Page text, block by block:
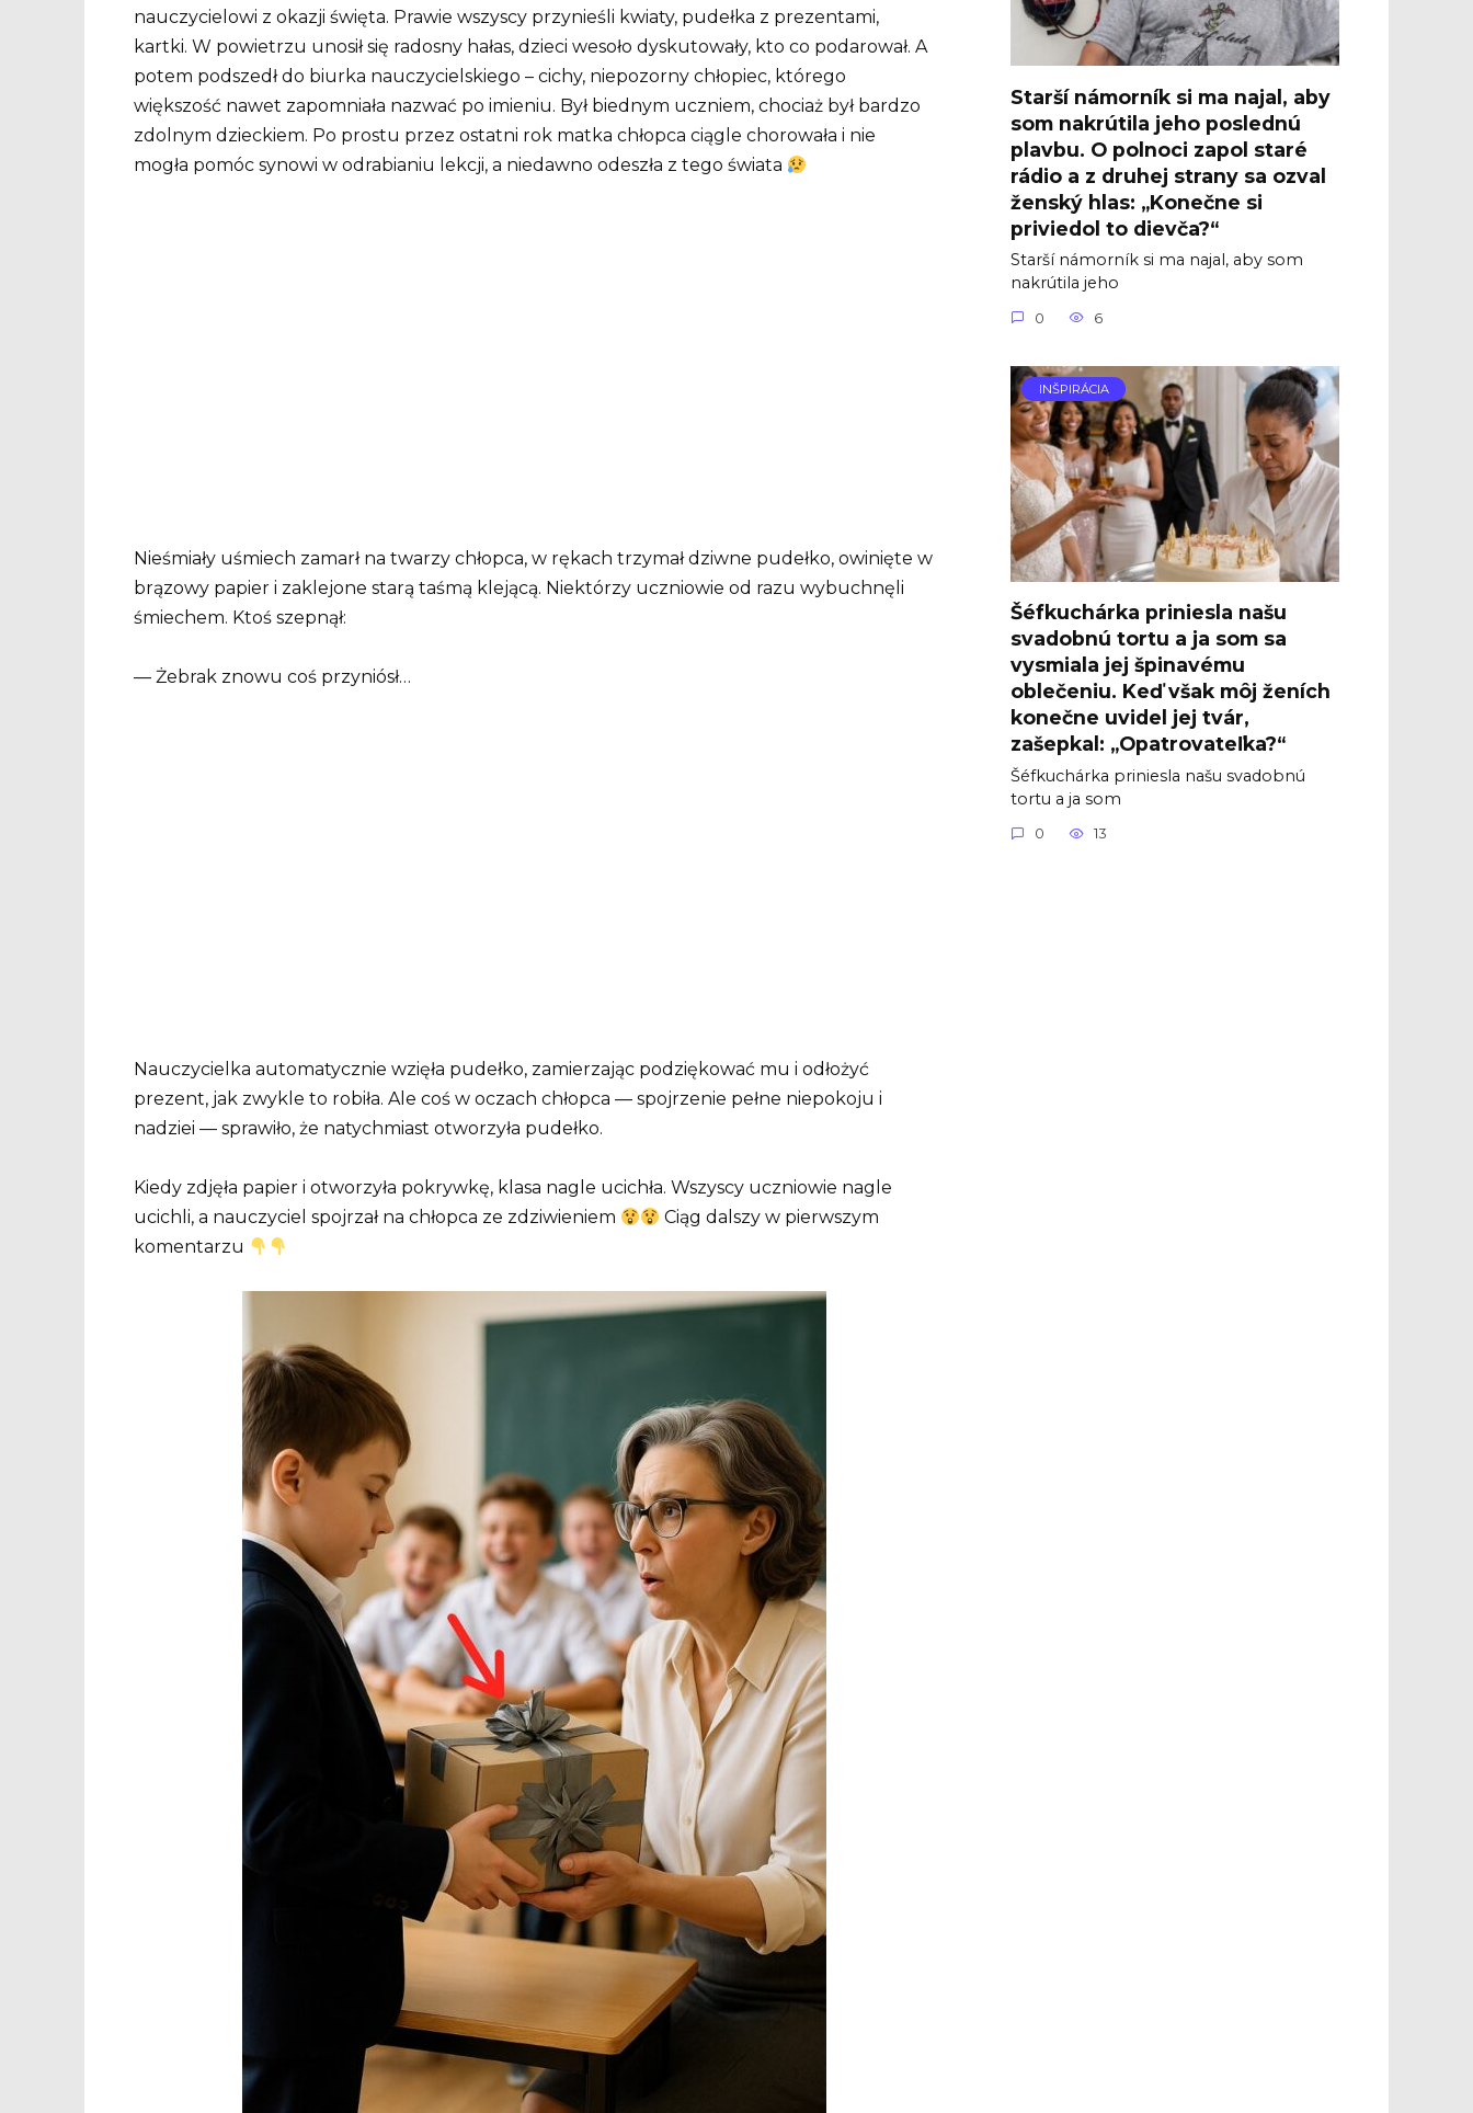
nauczycielowi z okazji święta. Prawie wszyscy przynieśli kwiaty, pudełka z prezentami,
kartki. W powietrzu unosił się radosny hałas, dzieci wesoło dyskutowały, kto co podarował. A
potem podszedł do biurka nauczycielskiego – cichy, niepozorny chłopiec, którego
większość nawet zapomniała nazwać po imieniu. Był biednym uczniem, chociaż był bardzo
zdolnym dzieckiem. Po prostu przez ostatni rok matka chłopca ciągle chorowała i nie
mogła pomóc synowi w odrabianiu lekcji, a niedawno odeszła z tego świata
Nieśmiały uśmiech zamarł na twarzy chłopca, w rękach trzymał dziwne pudełko, owinięte w
brązowy papier i zaklejone starą taśmą klejącą. Niektórzy uczniowie od razu wybuchnęli
śmiechem. Ktoś szepnął:
— Żebrak znowu coś przyniósł…
Nauczycielka automatycznie wzięła pudełko, zamierzając podziękować mu i odłożyć
prezent, jak zwykle to robiła. Ale coś w oczach chłopca — spojrzenie pełne niepokoju i
nadziei — sprawiło, że natychmiast otworzyła pudełko.
Kiedy zdjęła papier i otworzyła pokrywkę, klasa nagle ucichła. Wszyscy uczniowie nagle
ucichli, a nauczyciel spojrzał na chłopca ze zdziwieniem
Ciąg dalszy w pierwszym
komentarzu
Starší námorník si ma najal, aby
som nakrútila jeho poslednú
plavbu. O polnoci zapol staré
rádio a z druhej strany sa ozval
ženský hlas: „Konečne si
priviedol to dievča?“
Starší námorník si ma najal, aby som
nakrútila jeho
0 6
INŠPIRÁCIA
Šéfkuchárka priniesla našu
svadobnú tortu a ja som sa
vysmiala jej špinavému
oblečeniu. Keď však môj ženích
konečne uvidel jej tvár,
zašepkal: „Opatrovateľka?“
Šéfkuchárka priniesla našu svadobnú
tortu a ja som
0 13